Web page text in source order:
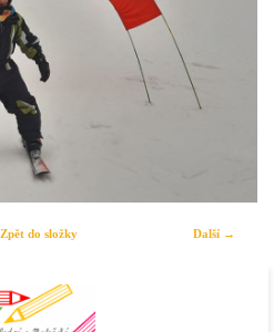
Další →
Zpět do složky